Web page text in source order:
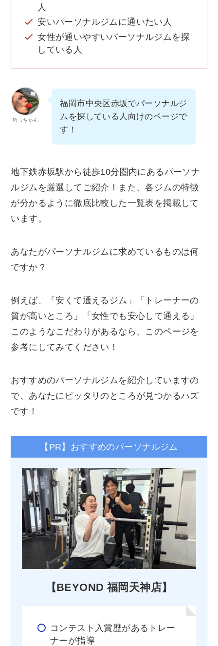
人
安いパーソナルジムに通いたい人
女性が通いやすいパーソナルジムを探
している人
哲っちゃん
福岡市中央区赤坂でパーソナルジ
ムを探している人向けのページで
す！
地下鉄赤坂駅から徒歩10分圏内にあるパーソナ
ルジムを厳選してご紹介！また、各ジムの特徴
が分かるように徹底比較した一覧表を掲載して
います。
あなたがパーソナルジムに求めているものは何
ですか？
例えば、「安くて通えるジム」「トレーナーの
質が高いところ」「女性でも安心して通える」
このようなこだわりがあるなら、このページを
参考にしてみてください！
おすすめのパーソナルジムを紹介していますの
で、あなたにピッタリのところが見つかるハズ
です！
【PR】おすすめのパーソナルジム
【BEYOND 福岡天神店】
コンテスト入賞歴があるトレー
ナーが指導